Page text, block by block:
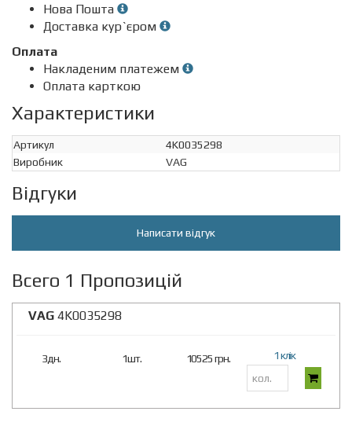
Нова Пошта
Доставка кур`єром
Оплата
Накладеним платежем
Оплата карткою
Характеристики
Артикул
4K0035298
Виробник
VAG
Відгуки
Написати відгук
Всего 1 Пропозицій
VAG 4K0035298
3дн. 1шт. 10525 грн. 1 клік